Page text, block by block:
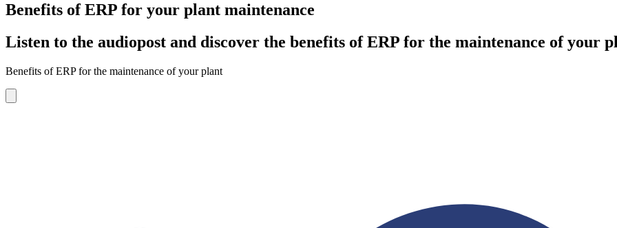
Benefits of ERP for your plant maintenance
Listen to the audiopost and discover the benefits of ERP for the maintenance of your
Benefits of ERP for the maintenance of your plant